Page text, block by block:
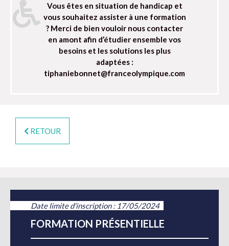
Vous êtes en situation de handicap et
vous souhaitez assister à une formation
? Merci de bien vouloir nous contacter
en amont afin d’étudier ensemble vos
besoins et les solutions les plus
adaptées :
tiphaniebonnet@franceolympique.com
RETOUR
Date limite d'inscription : 17/05/2024
FORMATION PRÉSENTIELLE